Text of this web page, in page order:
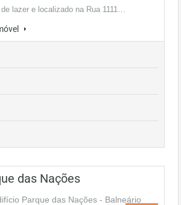
lazer e localizado na Rua 1111…
das Nações